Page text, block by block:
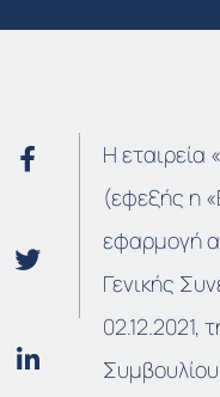
Η εταιρεία «
(εφεξής η
εφαρμογή
Γενικής
02.12.2021,